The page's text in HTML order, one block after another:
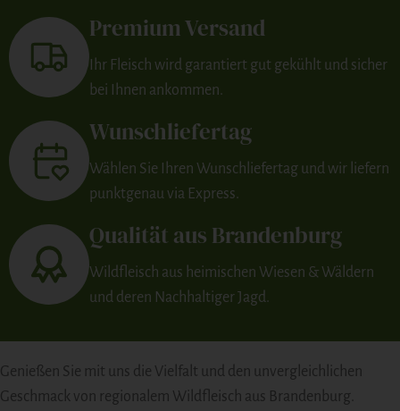
Premium Versand
Ihr Fleisch wird garantiert gut gekühlt und sicher
bei Ihnen ankommen.
Wunschliefertag
Wählen Sie Ihren Wunschliefertag und wir liefern
punktgenau via Express.
Qualität aus Brandenburg
Wildfleisch aus heimischen Wiesen & Wäldern
und deren Nachhaltiger Jagd.
Genießen Sie mit uns die Vielfalt und den unvergleichlichen
Geschmack von regionalem Wildfleisch aus Brandenburg.